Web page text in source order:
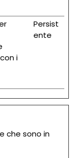
i
Persist
ente
che sono in